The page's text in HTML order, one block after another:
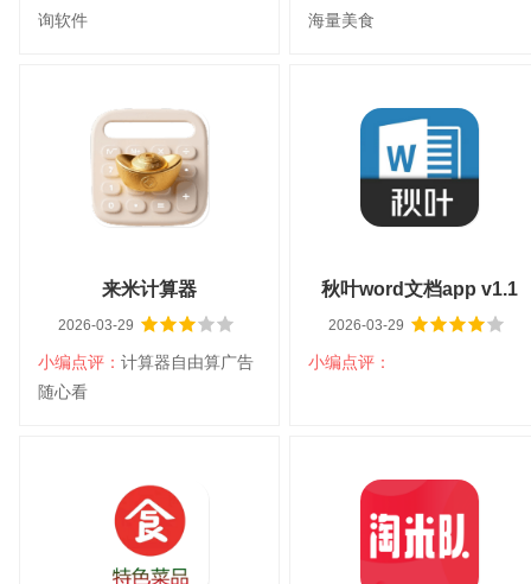
扫码立即下载
询软件
大小：61.76M
平台：安卓
分类：社交聊天
语言：中文
查看详情
海量美食
大小：105.19M
平台：安卓7.0
以上
分类：生活服务 语言：中文
查看详情
来米计算器
2026-03-29
小编点评： 计算器自由算广告
随心看
大小：35.92M
平台：安卓7.0
以上
分类：生活服务 语言：中文
查看详情
秋叶word文档app v1.1
2026-03-29
小编点评：
大小：32.90M
平台：安卓
分类：系统工具
语言：中文